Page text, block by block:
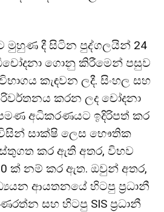
මුහුණ දී සිටින පුද්ගලයින් 24
ගොනු කිරීමෙන් පසුව
කැඳවන ලදී. සිංහල සහ
කරන ලද චෝදනා
පමණ අධිකරණයට ඉදිරිපත් කර
සාක්ෂි ලෙස භෞතික
කර ඇති අතර, විභව
ක් නම් කර ඇත. ඔවුන් අතර,
ආයතනයේ හිටපු ප්‍රධානී
සහ හිටපු SIS ප්‍රධානී